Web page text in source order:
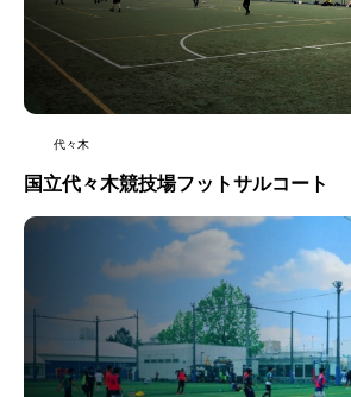
代々木
国立代々木競技場フットサルコート